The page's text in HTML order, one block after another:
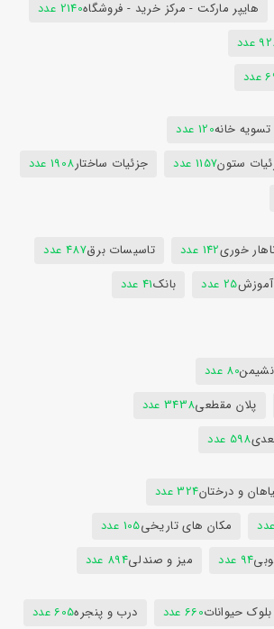
هایپر مارکت - مرکز خرید - فروشگاه2140 عدد
عدد
خانه120 عدد
ستون1157 عدد جزئیات ساختار1908 عدد
خوری142 عدد تاسیسات برق487 عدد
25 عدد بانک41 عدد
نشیمن80 عدد
پلان مقطعی3438 عدد
598 عدد
و درختان324 عدد
مکان های تاریخی105 عدد
94 عدد میز و صندلی894 عدد
بلوک حیوانات660 عدد درب و پنجره605 عدد